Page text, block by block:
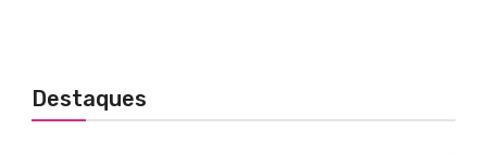
Destaques